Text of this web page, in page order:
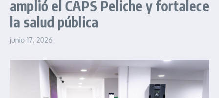
amplió el CAPS Peliche y fortalece
la salud pública
junio 17, 2026